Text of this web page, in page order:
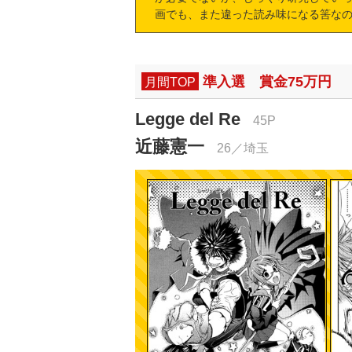
画でも、また違った読み味になる筈な
月間TOP 準入選 賞金75万円
Legge del Re 45P
近藤憲一 26／埼玉